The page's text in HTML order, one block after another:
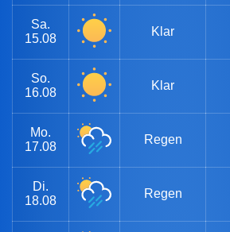
Sa.
15.08
Klar
So.
16.08
Klar
Mo.
17.08
Regen
Di.
18.08
Regen